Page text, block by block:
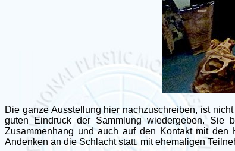
Die ganze Ausstellung hier nachzuschreiben, ist
guten Eindruck der Sammlung wiedergeben. Sie
Zusammenhang und auch auf den Kontakt mit
Andenken an die Schlacht statt, mit ehemaligen